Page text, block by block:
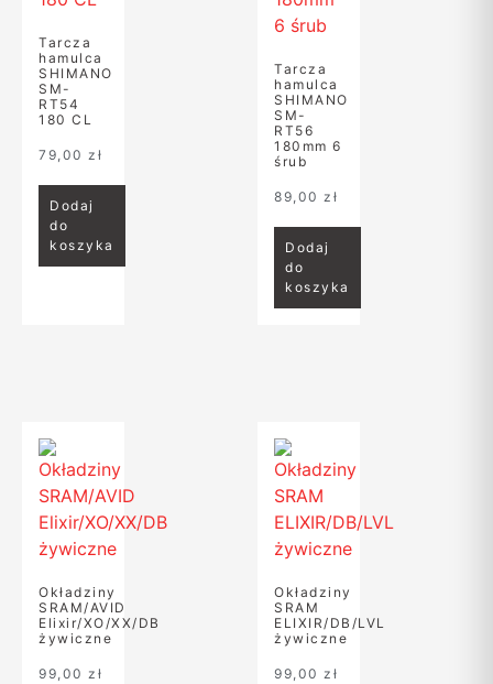
Tarcza
hamulca
SHIMANO
SM-
RT54
180 CL
79,00 zł
Dodaj
do
koszyka
Tarcza
hamulca
SHIMANO
SM-
RT56
180mm 6
śrub
89,00 zł
Dodaj
do
koszyka
Okładziny
SRAM/AVID
Elixir/XO/XX/DB
żywiczne
99,00 zł
Okładziny
SRAM
ELIXIR/DB/LVL
żywiczne
99,00 zł